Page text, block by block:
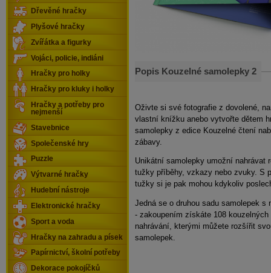
Popis Kouzelné samolepky 2
Oživte si své fotografie z dovolené,
vlastní knížku anebo vytvořte dětem
samolepky z edice Kouzelné čtení
zábavy.
Unikátní samolepky umožní nahrávat
tužky příběhy, vzkazy nebo zvuky. S
tužky si je pak mohou kdykoliv
Jedná se o druhou sadu samolepek s
- zakoupením získáte 108 kouzelných
nahrávání, kterými můžete rozšířit
samolepek.
Dřevěné hračky
Plyšové hračky
Zvířátka a figurky
Vojáci, policie, indiáni
Hračky pro holky
Hračky pro kluky i holky
Hračky a potřeby pro
nejmenší
Stavebnice
Společenské hry
Puzzle
Výtvarné hračky
Hudební nástroje
Elektronické hračky
Sport a voda
Hračky na zahradu a písek
Papírnictví, školní potřeby
Dekorace pokojíčků